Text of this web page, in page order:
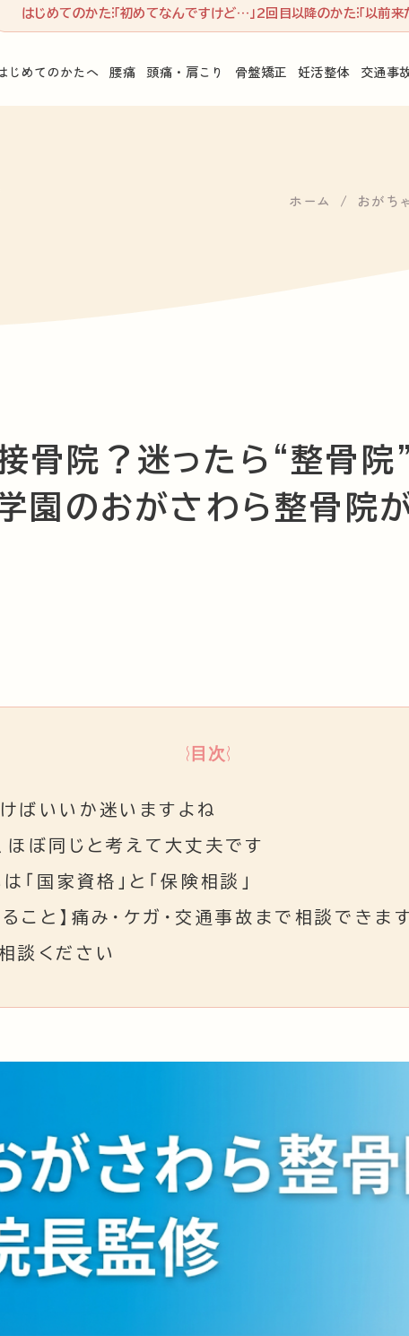
はじめてのかた 「初めてなんですけど…」 2回目以降のかた 「以前
じめてのかたへ 腰痛 頭痛・肩こり 骨盤矯正 妊活整体 交通事
ホーム おがち
骨院？迷ったら“整骨院
学園のおがさわら整骨院
目次
ばいいか迷いますよね
ほぼ同じと考えて大丈夫です
「国家資格」と「保険相談」
こと】痛み・ケガ・交通事故まで相談できま
談ください